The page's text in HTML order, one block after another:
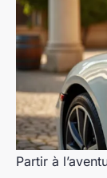
Partir à